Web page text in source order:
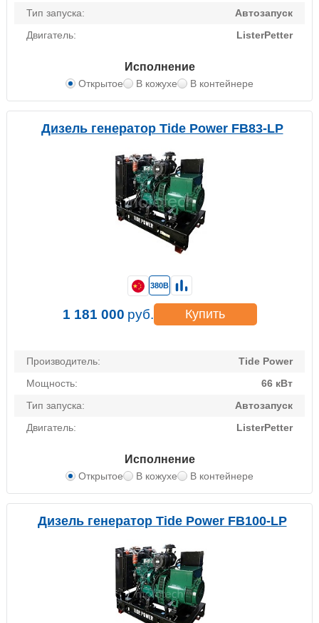
Тип запуска:
Автозапуск
Двигатель:
ListerPetter
Исполнение
Открытое В кожухе В контейнере
Дизель генератор Tide Power FB83-LP
Производитель:
Tide Power
Мощность:
66 кВт
Тип запуска:
Автозапуск
Двигатель:
ListerPetter
Исполнение
Открытое В кожухе В контейнере
380В
1 181 000 руб. Купить
Дизель генератор Tide Power FB100-LP